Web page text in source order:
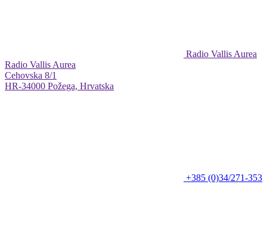
Radio Vallis Aurea
Radio Vallis Aurea
Cehovska 8/1
HR-34000 Požega, Hrvatska
+385 (0)34/271-353